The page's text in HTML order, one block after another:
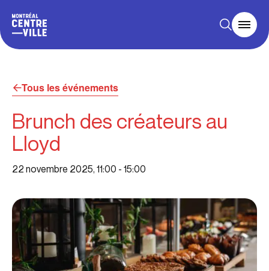
Tous les événements
Brunch des créateurs au
Lloyd
22 novembre 2025, 11:00 - 15:00